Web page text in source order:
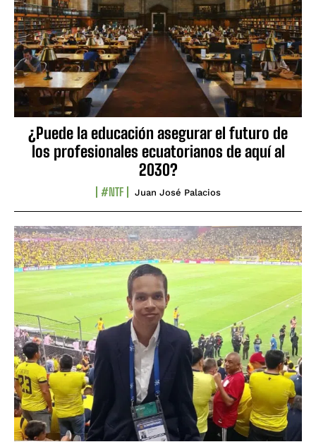
¿Puede la educación asegurar el futuro de
los profesionales ecuatorianos de aquí al
2030?
#NTF Juan José Palacios